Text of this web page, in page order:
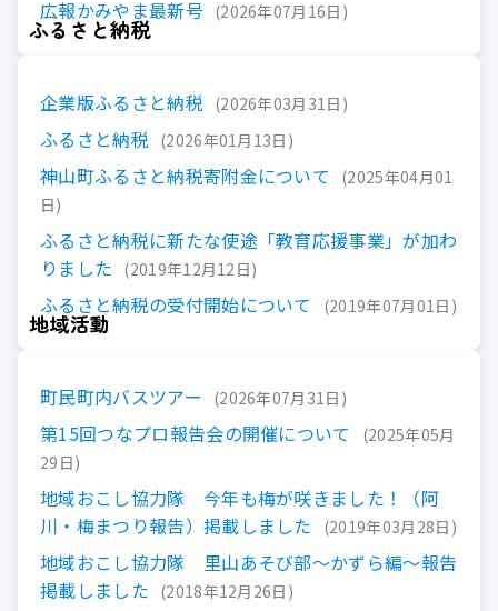
広報かみやま最新号 2026年07月16日
ふるさと納税
企業版ふるさと納税 2026年03月31日
ふるさと納税 2026年01月13日
神山町ふるさと納税寄附金について
2025年04月01
日
ふるさと納税に新たな使途「教育応援事業」が加わ
りました
2019年12月12日
ふるさと納税の受付開始について 2019年07月01日
地域活動
町民町内バスツアー 2026年07月31日
第15回つなプロ報告会の開催について
2025年05月
29日
地域おこし協力隊 今年も梅が咲きました！（阿
川・梅まつり報告）掲載しました
2019年03月28日
地域おこし協力隊 里山あそび部～かずら編～報告
掲載しました
2018年12月26日